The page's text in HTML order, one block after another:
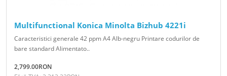
Multifunctional Konica Minolta Bizhub 4221i
Caracteristici generale 42 ppm A4 Alb-negru Printare codurilor de
bare standard Alimentato..
2,799.00RON